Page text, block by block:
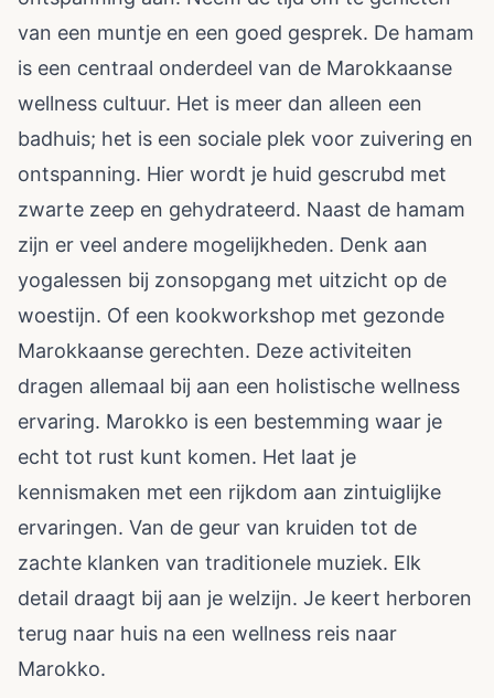
van een muntje en een goed gesprek. De hamam
is een centraal onderdeel van de Marokkaanse
wellness cultuur. Het is meer dan alleen een
badhuis; het is een sociale plek voor zuivering en
ontspanning. Hier wordt je huid gescrubd met
zwarte zeep en gehydrateerd. Naast de hamam
zijn er veel andere mogelijkheden. Denk aan
yogalessen bij zonsopgang met uitzicht op de
woestijn. Of een kookworkshop met gezonde
Marokkaanse gerechten. Deze activiteiten
dragen allemaal bij aan een holistische wellness
ervaring. Marokko is een bestemming waar je
echt tot rust kunt komen. Het laat je
kennismaken met een rijkdom aan zintuiglijke
ervaringen. Van de geur van kruiden tot de
zachte klanken van traditionele muziek. Elk
detail draagt bij aan je welzijn. Je keert herboren
terug naar huis na een wellness reis naar
Marokko.